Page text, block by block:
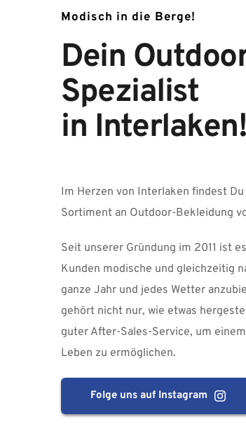
Modisch in die Berge!
Dein
Spezialist
in Interlaken!
Im Herzen von Interlaken findest
Sortiment an Outdoor-Bekleidung
Seit unserer Gründung im 2011 ist
Kunden modische und gleichzeitig
ganze Jahr und jedes Wetter
gehört nicht nur, wie etwas
guter After-Sales-Service, um
Leben zu ermöglichen.
Folge uns auf Instagram